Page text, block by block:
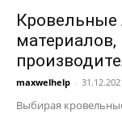
maxwelhelp -
Выбирая